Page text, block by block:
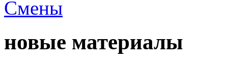
новые материалы